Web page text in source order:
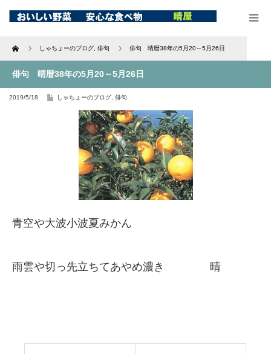
Home しゃちょーのブログ 俳句 俳句 晴暦38年の5月20～5月26日
俳句 晴暦38年の5月20～5月26日
2019/5/18 しゃちょーのブログ 俳句
青空や大波小波夏みかん
雨雲や切っ先立ちてあやめ濃き 晴